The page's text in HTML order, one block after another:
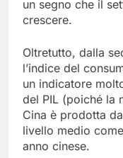
un segno che il
crescere.
Oltretutto, dalla
l’indice del
un indicatore
del PIL (poiché la
Cina è prodotta
livello medio
anno cinese.